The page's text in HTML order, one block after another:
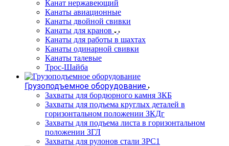
Канат нержавеющий
Канаты авиационные
Канаты двойной свивки
Канаты для кранов
Канаты для работы в шахтах
Канаты одинарной свивки
Канаты талевые
Трос-Шайба
Грузоподъемное оборудование
Захваты для бордюрного камня ЗКБ
Захваты для подъема круглых деталей в
горизонтальном положении ЗКДг
Захваты для подъема листа в горизонтальном
положении ЗГЛ
Захваты для рулонов стали ЗРС1